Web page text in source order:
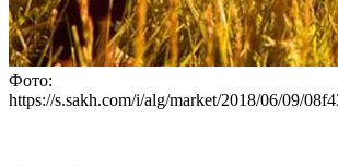
Фото:
https://s.sakh.com/i/alg/market/2018/06/09/